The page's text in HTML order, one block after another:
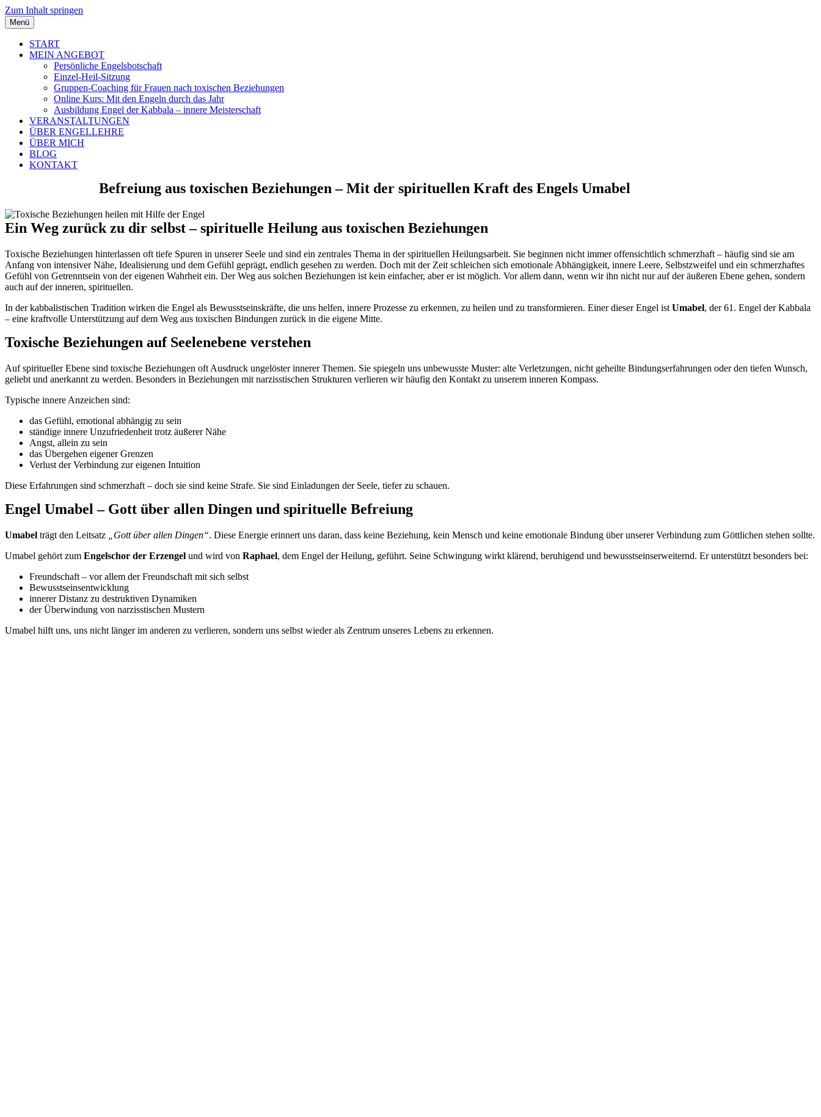
Zum Inhalt springen
Menü
START
MEIN ANGEBOT
Persönliche Engelsbotschaft
Einzel-Heil-Sitzung
Gruppen-Coaching für Frauen nach toxischen Beziehungen
Online Kurs: Mit den Engeln durch das Jahr
Ausbildung Engel der Kabbala – innere Meisterschaft
VERANSTALTUNGEN
ÜBER ENGELLEHRE
ÜBER MICH
BLOG
KONTAKT
Befreiung aus toxischen Beziehungen – Mit der spirituellen Kraft des Engels Umabel
Ein Weg zurück zu dir selbst – spirituelle Heilung aus toxischen Beziehungen
Toxische Beziehungen hinterlassen oft tiefe Spuren in unserer Seele und sind ein zentrales Thema in der spirituellen Heilungsarbeit. Sie beginnen nicht immer offensichtlich schmerzhaft – häufig sind sie am
Anfang von intensiver Nähe, Idealisierung und dem Gefühl geprägt, endlich gesehen zu werden. Doch mit der Zeit schleichen sich emotionale Abhängigkeit, innere Leere, Selbstzweifel und ein schmerzhaftes
Gefühl von Getrenntsein von der eigenen Wahrheit ein. Der Weg aus solchen Beziehungen ist kein einfacher, aber er ist möglich. Vor allem dann, wenn wir ihn nicht nur auf der äußeren Ebene gehen, sondern
auch auf der inneren, spirituellen.
In der kabbalistischen Tradition wirken die Engel als Bewusstseinskräfte, die uns helfen, innere Prozesse zu erkennen, zu heilen und zu transformieren. Einer dieser Engel ist Umabel, der 61. Engel der Kabbala
– eine kraftvolle Unterstützung auf dem Weg aus toxischen Bindungen zurück in die eigene Mitte.
Toxische Beziehungen auf Seelenebene verstehen
Auf spiritueller Ebene sind toxische Beziehungen oft Ausdruck ungelöster innerer Themen. Sie spiegeln uns unbewusste Muster: alte Verletzungen, nicht geheilte Bindungserfahrungen oder den tiefen Wunsch,
geliebt und anerkannt zu werden. Besonders in Beziehungen mit narzisstischen Strukturen verlieren wir häufig den Kontakt zu unserem inneren Kompass.
Typische innere Anzeichen sind:
das Gefühl, emotional abhängig zu sein
ständige innere Unzufriedenheit trotz äußerer Nähe
Angst, allein zu sein
das Übergehen eigener Grenzen
Verlust der Verbindung zur eigenen Intuition
Diese Erfahrungen sind schmerzhaft – doch sie sind keine Strafe. Sie sind Einladungen der Seele, tiefer zu schauen.
Engel Umabel – Gott über allen Dingen und spirituelle Befreiung
Umabel trägt den Leitsatz „Gott über allen Dingen“. Diese Energie erinnert uns daran, dass keine Beziehung, kein Mensch und keine emotionale Bindung über unserer Verbindung zum Göttlichen stehen sollte.
Umabel gehört zum Engelschor der Erzengel und wird von Raphael, dem Engel der Heilung, geführt. Seine Schwingung wirkt klärend, beruhigend und bewusstseinserweiternd. Er unterstützt besonders bei:
Freundschaft – vor allem der Freundschaft mit sich selbst
Bewusstseinsentwicklung
innerer Distanz zu destruktiven Dynamiken
der Überwindung von narzisstischen Mustern
Umabel hilft uns, uns nicht länger im anderen zu verlieren, sondern uns selbst wieder als Zentrum unseres Lebens zu erkennen.